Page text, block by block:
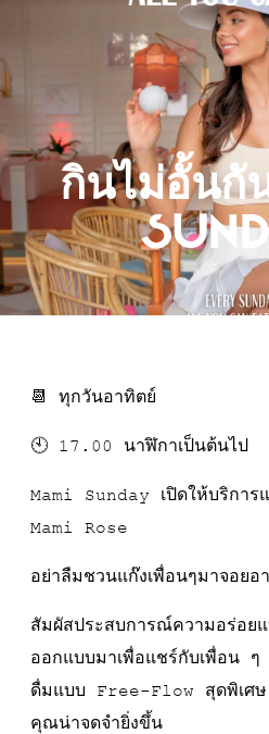
การจอง
กินไม่อั้นกั
📆 ทุกวันอาทิตย์
🕙 17.00 นาฬิกาเป็นต้นไป
Mami Sunday เปิดให้บริกา
Mami Rose
อย่าลืมชวนแก๊งเพื่อนๆมาจอยอ
สัมผัสประสบการณ์ความอร่อย
ออกแบบมาเพื่อแชร์กับเพื่อน ๆ
ดื่มแบบ Free-Flow สุดพิเศษ
คุณน่าจดจำยิ่งขึ้น